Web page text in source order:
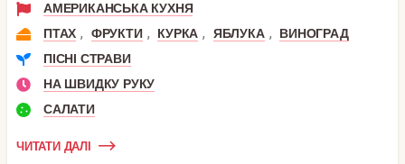
АМЕРИКАНСЬКА КУХНЯ
ПТАХ , ФРУКТИ , КУРКА , ЯБЛУКА ,
ВИНОГРАД
ПІСНІ СТРАВИ
НА ШВИДКУ РУКУ
САЛАТИ
ЧИТАТИ ДАЛІ